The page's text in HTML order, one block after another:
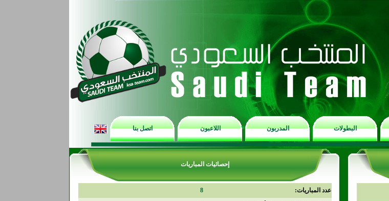
البطولات المدربون اللاعبون اتصل بنا
إحصائيات المباريات
عدد المباريات: 8